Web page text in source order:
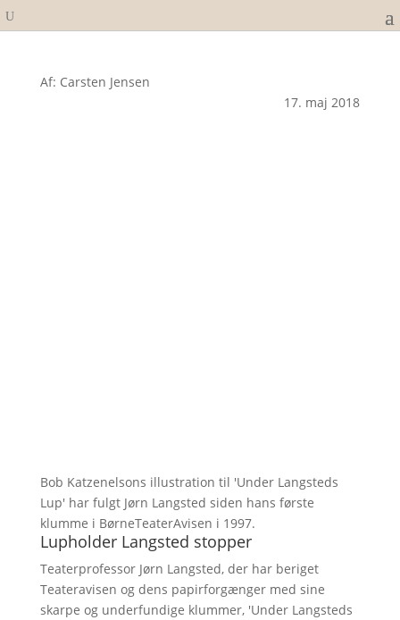
Af: Carsten Jensen
17. maj 2018
Bob Katzenelsons illustration til 'Under Langsteds
Lup' har fulgt Jørn Langsted siden hans første
klumme i BørneTeaterAvisen i 1997.
Lupholder Langsted stopper
Teaterprofessor Jørn Langsted, der har beriget
Teateravisen og dens papirforgænger med sine
skarpe og underfundige klummer, 'Under Langsteds